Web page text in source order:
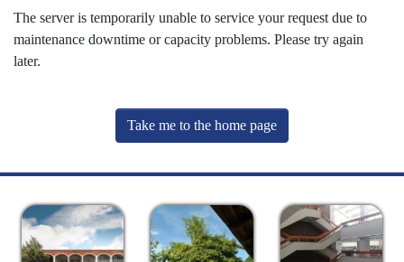
The server is temporarily unable to service your request due to
maintenance downtime or capacity problems. Please try again
later.
Take me to the home page